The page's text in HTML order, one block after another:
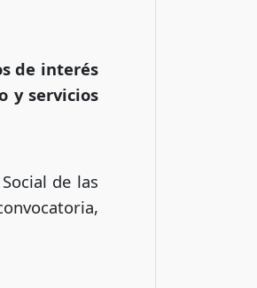
de interés
y servicios
de las